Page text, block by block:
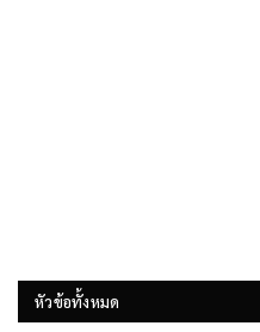
หัวข้อทั้งหมด